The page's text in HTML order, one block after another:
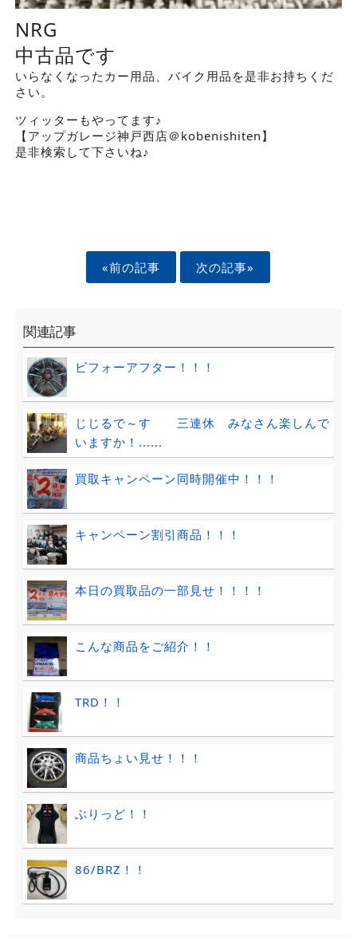
NRG
中古品です
いらなくなったカー用品、バイク用品を是非お持ちくだ
さい。
ツィッターもやってます♪
【アップガレージ神戸西店＠kobenishiten】
是非検索して下さいね♪
«前の記事 次の記事»
関連記事
ビフォーアフター！！！
じじるで～す 三連休 みなさん楽しんで
いますか！......
買取キャンペーン同時開催中！！！
キャンペーン割引商品！！！
本日の買取品の一部見せ！！！！
こんな商品をご紹介！！
TRD！！
商品ちょい見せ！！！
ぶりっど！！
86/BRZ！！